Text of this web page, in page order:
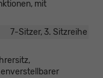
mit
7-Sitzer, 3. Sitzreihe